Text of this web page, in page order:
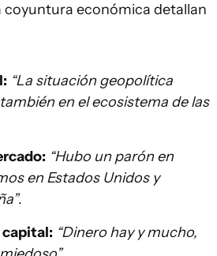
coyuntura económica detallan
“La situación geopolítica
en el ecosistema de las
“Hubo un parón en
en Estados Unidos y
.
capital: “Dinero hay y mucho,